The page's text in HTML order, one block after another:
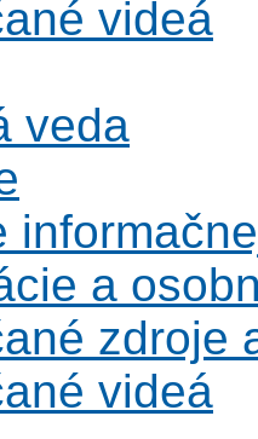
videá
veda
a
zdroje
videá